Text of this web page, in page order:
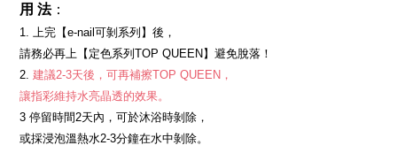
用 法：
1.
上完【e-nail可剝系列】後，
請務必再上【定色系列TOP QUEEN】避免脫落！
2. 建議2-3天後，可再補擦TOP QUEEN，
讓指彩維持水亮晶透的效果。
3 停留時間2天內，可於沐浴時剝除，
或採浸泡溫熱水2-3分鐘在水中剝除。